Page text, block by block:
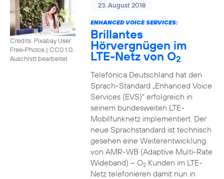
Credits: Pixabay User
Free-Photos | CC0 1.0,
Auschnitt bearbeitet
23. August 2018
ENHANCED VOICE SERVICES:
Brillantes
Hörvergnügen im
LTE-Netz von O2
Telefónica Deutschland hat den
Sprach-Standard „Enhanced Voice
Services (EVS)“ erfolgreich in
seinem bundesweiten LTE-
Mobilfunknetz implementiert. Der
neue Sprachstandard ist technisch
gesehen eine Weiterentwicklung
von AMR-WB (Adaptive Multi-Rate
Wideband) – O2Kunden im LTE-
Netz telefonieren damit nun in